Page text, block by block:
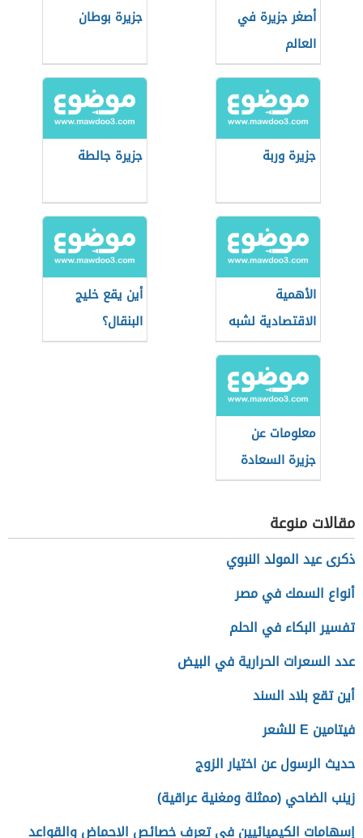
أصغر جزيرة في
العالم
جزيرة بوطان
جزيرة وربة جزيرة جالطة
الأهمية
الاقتصادية لشبه
جزيرة سيناء
أين يقع خليج
البنقال؟
معلومات عن
جزيرة السعادة
مقالات منوعة
ذكرى عيد المولد النبوي
أنواع السمك في مصر
تفسير البكاء في الحلم
عدد السعرات الحرارية في البيض
أين تقع بلاد السند
فيتامين E للشعر
حديث الرسول عن اختيار الزوج
زينب الضاحي (ممثلة ومغنية عراقية)
إسهامات الكيميائيين في تعرف خصائص الاحماض والقواعد